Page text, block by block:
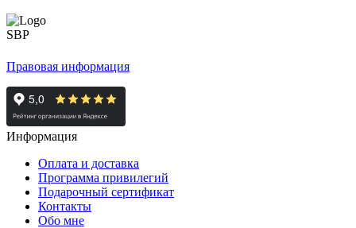
Правовая информация
Информация
Оплата и доставка
Программа привилегий
Подарочный сертификат
Контакты
Обо мне